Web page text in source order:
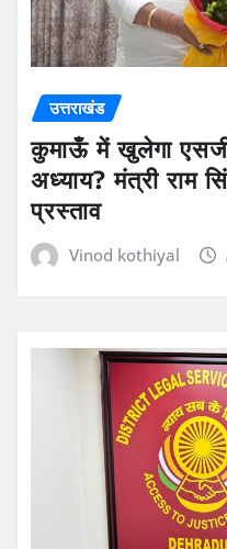
उत्तराखंड
कुमाऊँ में खुलेगा
अध्याय? मंत्री राम
प्रस्ताव
Vinod kothiyal